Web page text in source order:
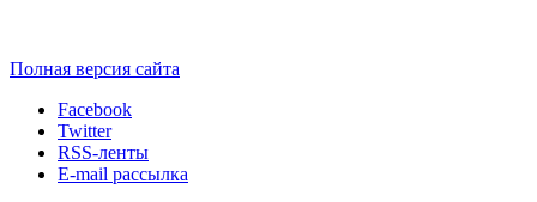
Полная версия сайта
Facebook
Twitter
RSS-ленты
E-mail рассылка